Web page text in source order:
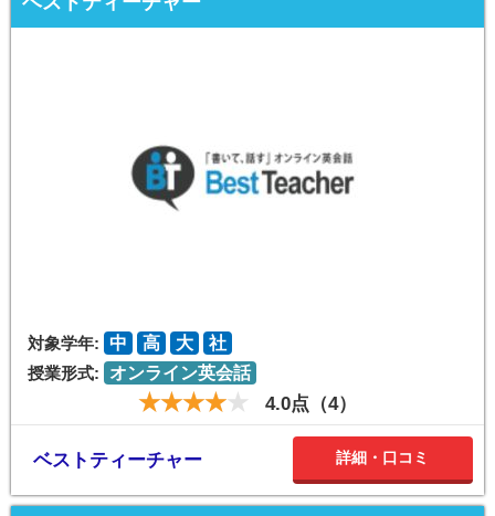
対象学年: 中 高 大
社
授業形式:
オンライン英会話
4.0点（4）
ベストティーチャー 詳細・口コミ